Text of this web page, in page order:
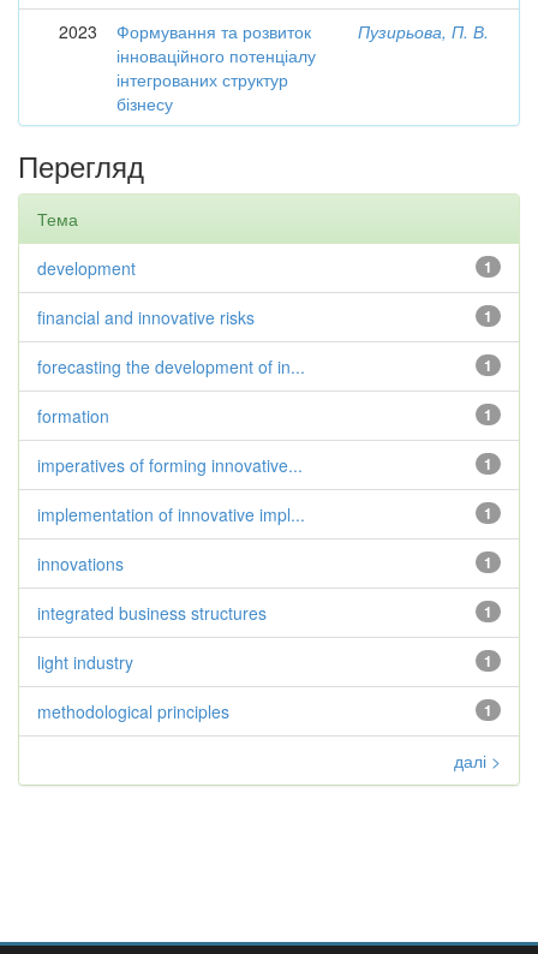
2023
Формування та розвиток
інноваційного потенціалу
інтегрованих структур
бізнесу
Пузирьова, П. В.
Перегляд
Тема
1
development
1
financial and innovative risks
1
forecasting the development of in...
1
formation
1
imperatives of forming innovative...
1
implementation of innovative impl...
1
innovations
1
integrated business structures
1
light industry
1
methodological principles
далі >